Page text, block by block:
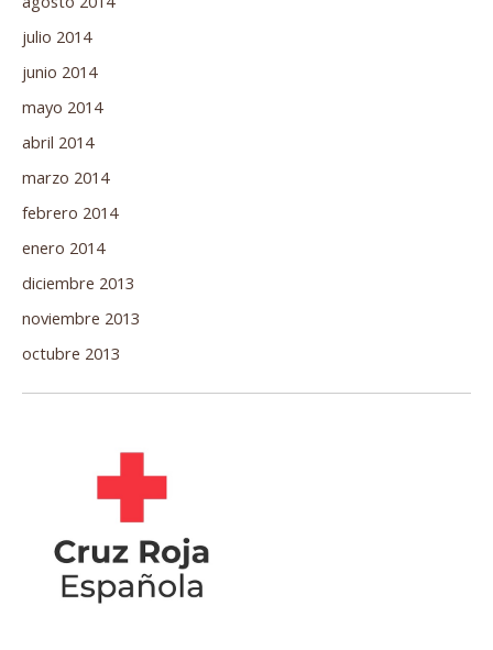
julio 2014
junio 2014
mayo 2014
abril 2014
marzo 2014
febrero 2014
enero 2014
diciembre 2013
noviembre 2013
octubre 2013